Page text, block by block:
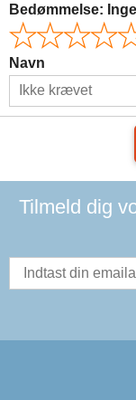
Bedømmelse:
Navn
Tilmeld dig